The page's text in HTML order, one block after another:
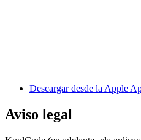
Descargar desde la Apple
Aviso legal